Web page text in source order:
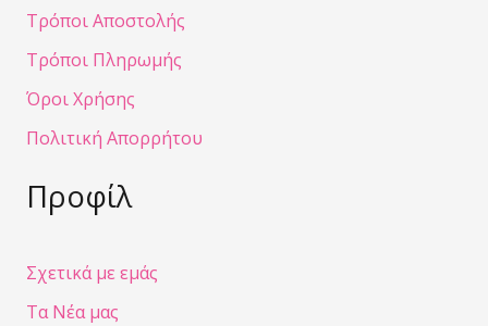
Τρόποι Αποστολής
Τρόποι Πληρωμής
Όροι Χρήσης
Πολιτική Απορρήτου
Προφίλ
Σχετικά με εμάς
Τα Νέα μας